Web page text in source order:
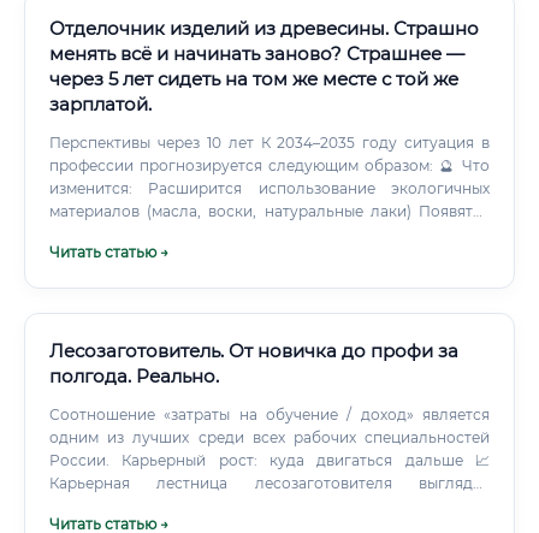
Отделочник изделий из древесины. Страшно
менять всё и начинать заново? Страшнее —
через 5 лет сидеть на том же месте с той же
зарплатой.
Перспективы через 10 лет К 2034–2035 году ситуация в
профессии прогнозируется следующим образом: 🔮 Что
изменится: Расширится использование экологичных
материалов (масла, воски, натуральные лаки) Появятся
освоившие их, будут в цене Вырастет спрос на
Что останется неизменным: Ручной труд мастера будет
цениться — особенно в премиальном сегменте Рабочих
Зарплаты продолжат расти выше инфляции ✅ Прогноз на
10 лет: профессия остаётся стабильной, востребованной
и хорошо оплачиваемой. При условии
профессионального развития и освоения специализаций
Читать статью →
Лесозаготовитель. От новичка до профи за
полгода. Реально.
Соотношение «затраты на обучение / доход» является
одним из лучших среди всех рабочих специальностей
России. Карьерный рост: куда двигаться дальше 📈
Карьерная лестница лесозаготовителя выглядит
лесозаготовитель 2–3 разряда → 35 000–55 000 руб.
Читать статью →